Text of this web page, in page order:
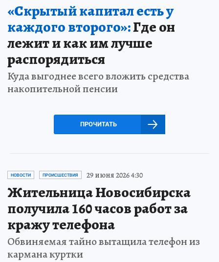
«Скрытый капитал есть у
каждого второго»:Где он
лежит и как им лучше
распорядиться
Куда выгоднее всего вложить средства
накопительной пенсии
ПРОЧИТАТЬ
НОВОСТИ ПРОИСШЕСТВИЯ 29 июня 2026 4:30
Жительница Новосибирска
получила 160 часов работ за
кражу телефона
Обвиняемая тайно вытащила телефон из
кармана куртки